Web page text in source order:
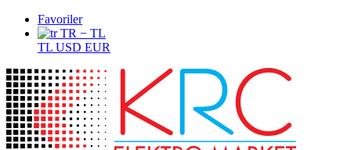
Favoriler
TR − TL
TL USD EUR